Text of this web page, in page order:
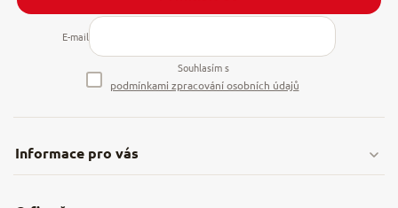
Informace pro vás
E-mail
Souhlasím s
podmínkami zpracování osobních údajů